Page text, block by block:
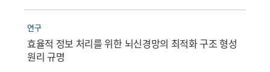
연구
효율적 정보 처리를 위한 뇌신경망의 최적화 구조 형성
원리 규명